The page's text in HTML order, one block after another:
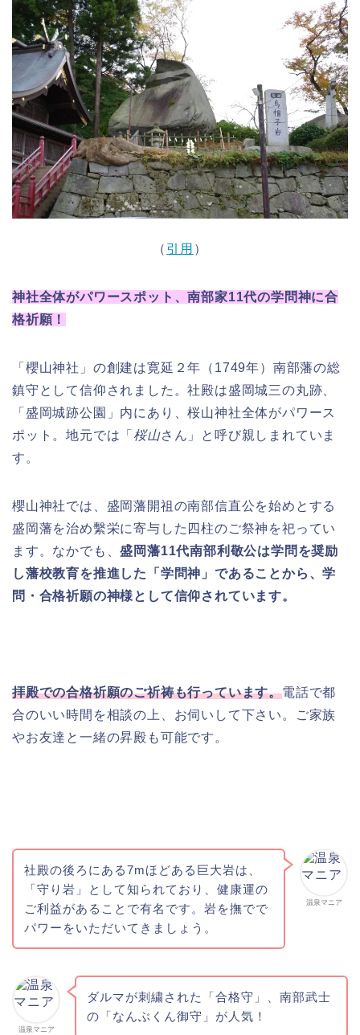
（ 引用 ）
神社全体がパワースポット、南部家11代の学問神に合
格祈願！
「櫻山神社」の創建は寛延２年（1749年）南部藩の総
鎮守として信仰されました。社殿は盛岡城三の丸跡、
「盛岡城跡公園」内にあり、桜山神社全体がパワース
ポット。地元では「桜山さん」と呼び親しまれていま
す。
櫻山神社では、盛岡藩開祖の南部信直公を始めとする
盛岡藩を治め繫栄に寄与した四柱のご祭神を祀ってい
ます。なかでも、盛岡藩11代南部利敬公は学問を奨励
し藩校教育を推進した「学問神」であることから、学
問・合格祈願の神様として信仰されています。
拝殿での合格祈願のご祈祷も行っています。電話で都
合のいい時間を相談の上、お伺いして下さい。ご家族
やお友達と一緒の昇殿も可能です。
温泉マニア
社殿の後ろにある7mほどある巨大岩は、
「守り岩」として知られており、健康運の
ご利益があることで有名です。岩を撫でで
パワーをいただいてきましょう。
温泉マニア
ダルマが刺繍された「合格守」、南部武士
の「なんぶくん御守」が人気！